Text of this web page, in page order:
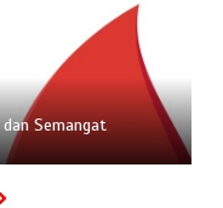
Semangat